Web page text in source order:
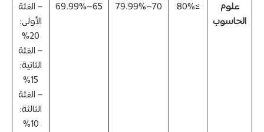
علوم
الحاسوب
≥80%
70–79.99%
65–69.99%
– الفئة
الأولى:
20%
– الفئة
الثانية:
15%
– الفئة
الثالثة:
10%